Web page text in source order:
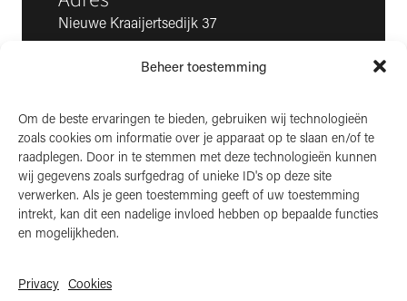
Beheer toestemming
Om de beste ervaringen te bieden, gebruiken wij technologieën
zoals cookies om informatie over je apparaat op te slaan en/of te
raadplegen. Door in te stemmen met deze technologieën kunnen
wij gegevens zoals surfgedrag of unieke ID's op deze site
verwerken. Als je geen toestemming geeft of uw toestemming
intrekt, kan dit een nadelige invloed hebben op bepaalde functies
en mogelijkheden.
Privacy Cookies
Nieuwe Kraaijertsedijk 37
4458 NK ’s-Heer Arendskerke
BTW: NL006850807
LinkedIn
Instagram
Facebook